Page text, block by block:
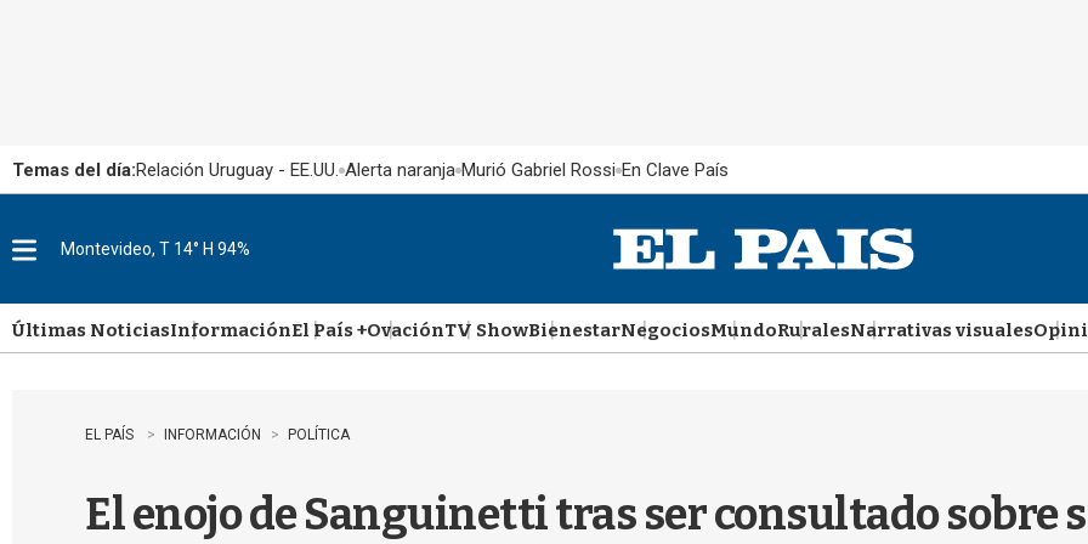
Temas del día:Relación Uruguay - EE.UU. Alerta naranja Murió Gabriel Rossi En Clave País
u
Montevideo, T 14° H 94%
Últimas NoticiasInformaciónEl País +OvaciónTV ShowBienestarNegociosMundoRuralesNarrativas visuales
EL PAÍS INFORMACIÓN POLÍTICA
El enojo de Sanguinetti tras ser consultado sobre